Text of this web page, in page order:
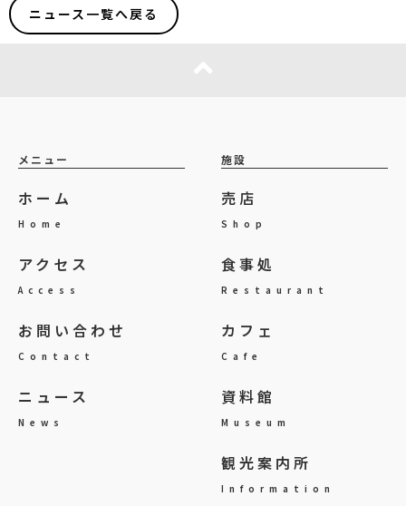
ニュース一覧へ戻る
メニュー
ホーム
Home
アクセス
Access
お問い合わせ
Contact
ニュース
News
施設
売店
Shop
食事処
Restaurant
カフェ
Cafe
資料館
Museum
観光案内所
Information